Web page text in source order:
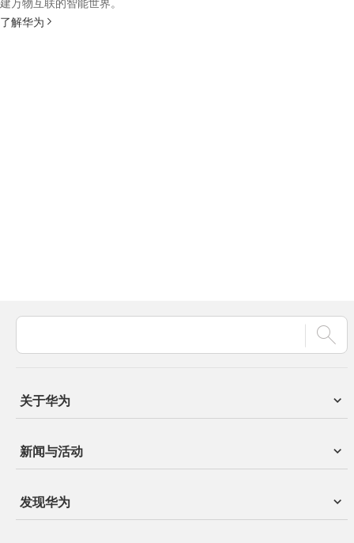
建万物互联的智能世界。
了解华为
关于华为
新闻与活动
发现华为